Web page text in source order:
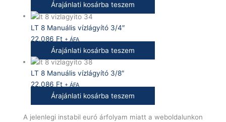
Árajánlati kosárba teszem
LT 8 Manuális vízlágyító 3/4″
22.086 Ft + ÁFA
Árajánlati kosárba teszem
LT 8 Manuális vízlágyító 3/8″
22.086 Ft + ÁFA
Árajánlati kosárba teszem
A jelenlegi instabil euró árfolyam miatt a weboldalunkon